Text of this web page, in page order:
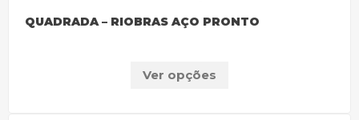
QUADRADA – RIOBRAS AÇO PRONTO
Ver opções